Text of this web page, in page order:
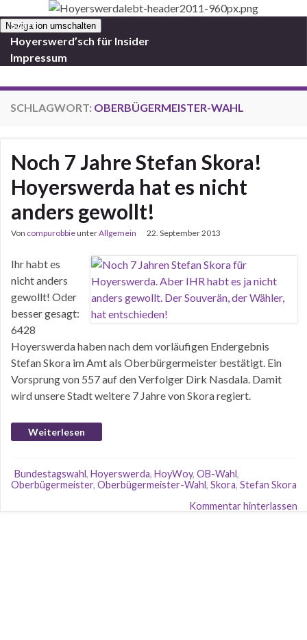
Navigation umschalten
Start
Hoyerswerd’sch für Insider
Impressum
SCHLAGWORT: OBERBÜGERMEISTER-WAHL
Noch 7 Jahre Stefan Skora!
Hoyerswerda hat es nicht
anders gewollt!
Von compurobbieunterAllgemein 22. September 2013
Ihr habt es
nicht anders
gewollt! Oder
besser gesagt:
6428
Hoyerswerda haben nach dem vorläufigen Endergebnis
Stefan Skora im Amt als Oberbürgermeister bestätigt. Ein
Vorsprung von 557 auf den Verfolger Dirk Nasdala. Damit
wird unsere Stadt weitere 7 Jahre von Skora regiert.
Weiterlesen
Bundestagswahl, Hoyerswerda, HoyWoy, OB-Wahl,
Oberbügermeister, Oberbügermeister-Wahl, Skora, Stefan Skora
Kommentar hinterlassen